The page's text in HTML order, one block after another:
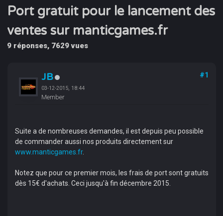
gratuit pour le lancement des ventes sur manticgames.fr
Port gratuit pour le lancement des
ventes sur manticgames.fr
9 réponses, 7629 vues
JB
03-12-2015, 18:44
Member
#1
Suite a de nombreuses demandes, il est depuis peu possible
de commander aussi nos produits directement sur
www.manticgames.fr.
Notez que pour ce premier mois, les frais de port sont gratuits
dès 15€ d'achats. Ceci jusqu'à fin décembre 2015.